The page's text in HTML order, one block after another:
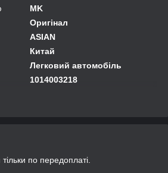
MK
Оригінал
ASIAN
Китай
Легковий автомобіль
1014003218
по передоплаті.